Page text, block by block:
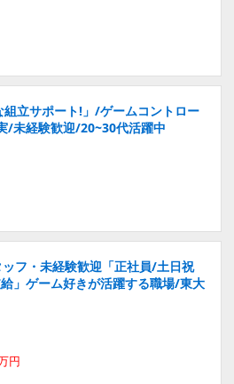
組立サポート!」/ゲームコントロー
/未経験歓迎/20~30代活躍中
フ・未経験歓迎「正社員/土日祝
」ゲーム好きが活躍する職場/東大
円